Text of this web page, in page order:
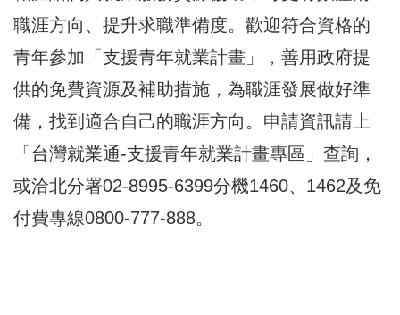
職涯方向、提升求職準備度。歡迎符合資格的
青年參加「支援青年就業計畫」，善用政府提
供的免費資源及補助措施，為職涯發展做好準
備，找到適合自己的職涯方向。申請資訊請上
「台灣就業通-支援青年就業計畫專區」查詢，
或洽北分署02-8995-6399分機1460、1462及免
付費專線0800-777-888。